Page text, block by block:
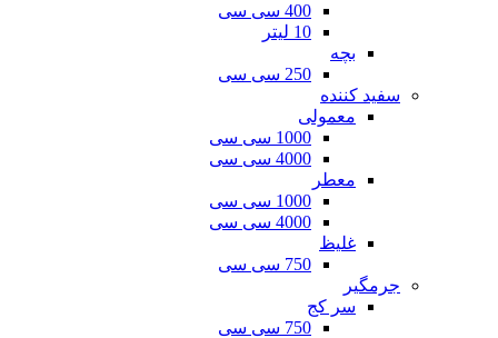
400 سی سی
10 لیتر
بچه
250 سی سی
سفید کننده
معمولی
1000 سی سی
4000 سی سی
معطر
1000 سی سی
4000 سی سی
غلیظ
750 سی سی
جرمگیر
سر کج
750 سی سی